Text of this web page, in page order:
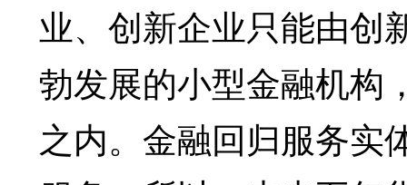
业、创新企业只能由创
勃发展的小型金融机构
之内。金融回归服务实